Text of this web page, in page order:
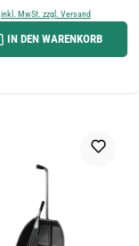
inkl. MwSt. zzgl. Versand
IN DEN WARENKORB